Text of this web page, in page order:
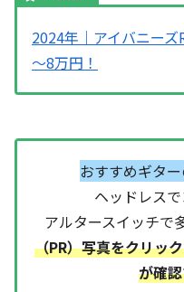
2024年｜アイバニー
～8万円！
おすすめギタ
ヘッドレスで
アルタースイッチで
（PR）写真をクリッ
が確